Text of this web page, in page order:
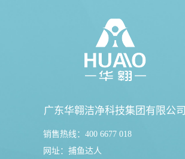
广东华翱洁净科技集团有限公司
销售热线：400 6677 018
网址： 捕鱼达人